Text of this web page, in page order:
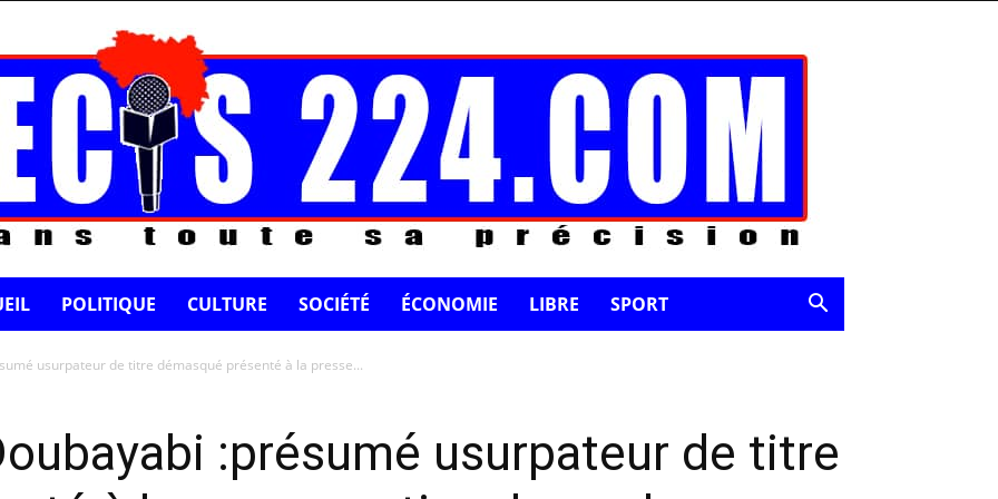
POLITIQUE CULTURE SOCIÉTÉ ÉCONOMIE LIBRE SPORT
usurpateur de titre démasqué présenté à la presse...
:présumé usurpateur de titre